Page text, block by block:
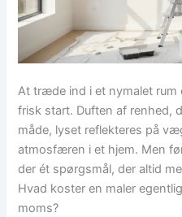
At træde ind i et nymalet rum
frisk start. Duften af renhed,
måde, lyset reflekteres på
atmosfæren i et hjem. Men
der ét spørgsmål, der altid
Hvad koster en maler
moms?